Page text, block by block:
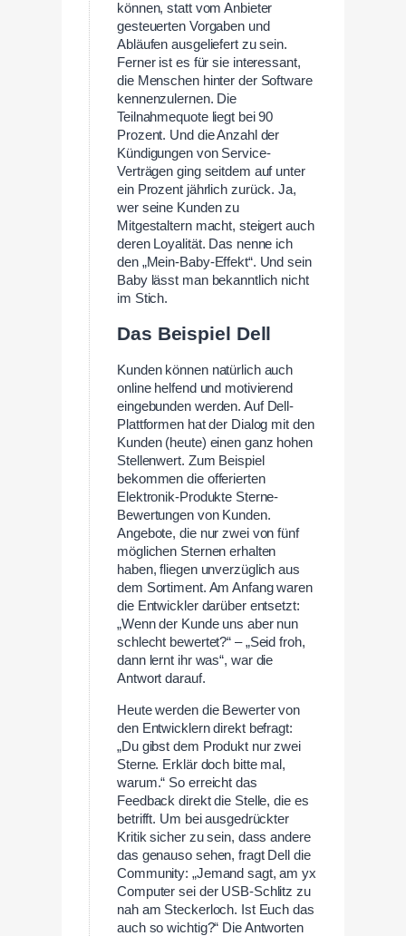
können, statt vom Anbieter
gesteuerten Vorgaben und
Abläufen ausgeliefert zu sein.
Ferner ist es für sie interessant,
die Menschen hinter der Software
kennenzulernen. Die
Teilnahmequote liegt bei 90
Prozent. Und die Anzahl der
Kündigungen von Service-
Verträgen ging seitdem auf unter
ein Prozent jährlich zurück. Ja,
wer seine Kunden zu
Mitgestaltern macht, steigert auch
deren Loyalität. Das nenne ich
den „Mein-Baby-Effekt“. Und sein
Baby lässt man bekanntlich nicht
im Stich.
Das Beispiel Dell
Kunden können natürlich auch
online helfend und motivierend
eingebunden werden. Auf Dell-
Plattformen hat der Dialog mit den
Kunden (heute) einen ganz hohen
Stellenwert. Zum Beispiel
bekommen die offerierten
Elektronik-Produkte Sterne-
Bewertungen von Kunden.
Angebote, die nur zwei von fünf
möglichen Sternen erhalten
haben, fliegen unverzüglich aus
dem Sortiment. Am Anfang waren
die Entwickler darüber entsetzt:
„Wenn der Kunde uns aber nun
schlecht bewertet?“ – „Seid froh,
dann lernt ihr was“, war die
Antwort darauf.
Heute werden die Bewerter von
den Entwicklern direkt befragt:
„Du gibst dem Produkt nur zwei
Sterne. Erklär doch bitte mal,
warum.“ So erreicht das
Feedback direkt die Stelle, die es
betrifft. Um bei ausgedrückter
Kritik sicher zu sein, dass andere
das genauso sehen, fragt Dell die
Community: „Jemand sagt, am yx
Computer sei der USB-Schlitz zu
nah am Steckerloch. Ist Euch das
auch so wichtig?“ Die Antworten